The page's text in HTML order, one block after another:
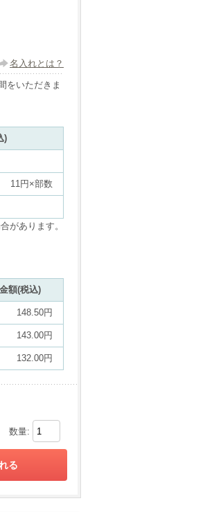
名入れとは？
をいただきま
)
11円×部数
があります。
金額(税込)
148.50円
143.00円
132.00円
数量: